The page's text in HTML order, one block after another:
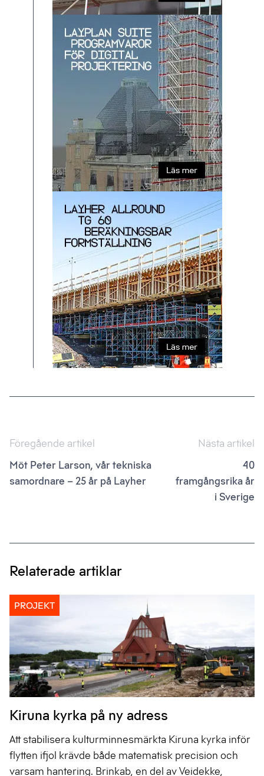
Inläggsnavigering
Föregående artikel
Möt Peter Larson, vår tekniska
samordnare – 25 år på Layher
Nästa artikel
40
framgångsrika år
i Sverige
Relaterade artiklar
PROJEKT
Kiruna kyrka på ny adress
Att stabilisera kulturminnesmärkta Kiruna kyrka inför
flytten ifjol krävde både matematisk precision och
varsam hantering. Brinkab, en del av Veidekke,